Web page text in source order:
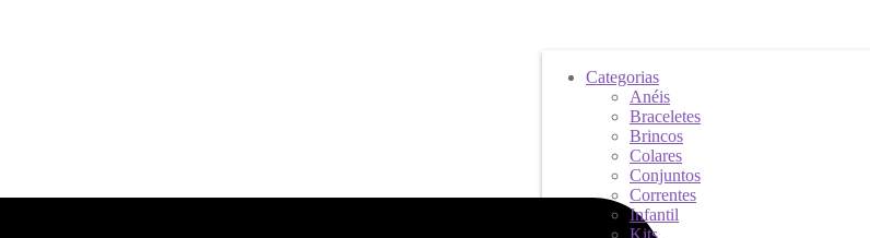
Categorias
Anéis
Braceletes
Brincos
Colares
Conjuntos
Correntes
Infantil
Kits